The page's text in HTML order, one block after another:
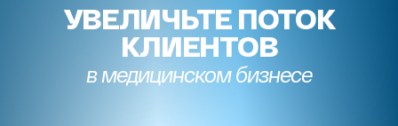
УВЕЛИЧЬТЕ ПОТОК
КЛИЕНТОВ
в медицинском бизнесе